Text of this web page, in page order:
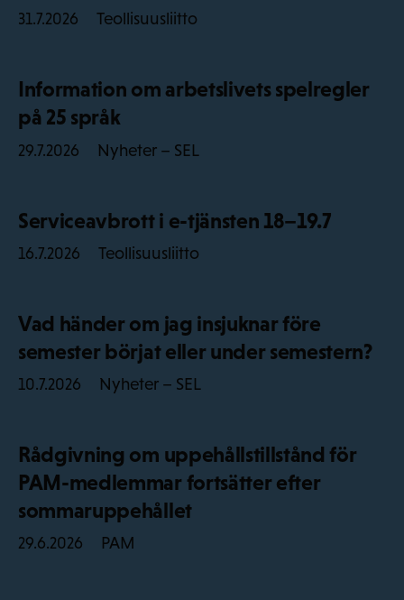
31.7.2026 Teollisuusliitto
Information om arbetslivets spelregler
på 25 språk
29.7.2026 Nyheter – SEL
Serviceavbrott i e-tjänsten 18–19.7
16.7.2026 Teollisuusliitto
Vad händer om jag insjuknar före
semester börjat eller under semestern?
10.7.2026 Nyheter – SEL
Rådgivning om uppehållstillstånd för
PAM-medlemmar fortsätter efter
sommaruppehållet
29.6.2026 PAM